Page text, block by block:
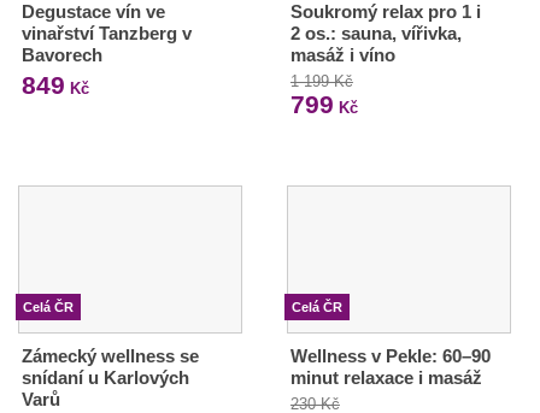
Degustace vín ve
vinařství Tanzberg v
Bavorech
849 Kč
Soukromý relax pro 1 i
2 os.: sauna, vířivka,
masáž i víno
1 199 Kč
799 Kč
Celá ČR
Zámecký wellness se
snídaní u Karlových
Varů
Celá ČR
Wellness v Pekle: 60–90
minut relaxace i masáž
230 Kč